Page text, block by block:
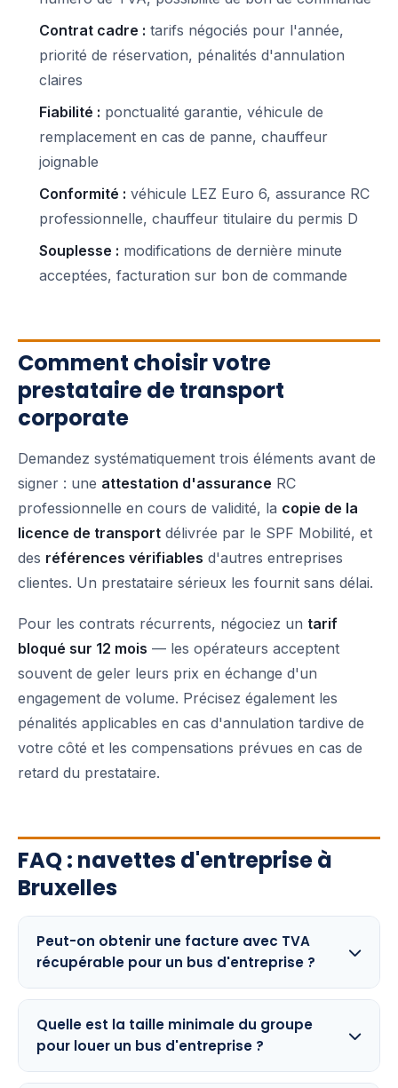
Contrat cadre : tarifs négociés pour l'année,
priorité de réservation, pénalités d'annulation
claires
Fiabilité : ponctualité garantie, véhicule de
remplacement en cas de panne, chauffeur
joignable
Conformité : véhicule LEZ Euro 6, assurance RC
professionnelle, chauffeur titulaire du permis D
Souplesse : modifications de dernière minute
acceptées, facturation sur bon de commande
Comment choisir votre
prestataire de transport
corporate
Demandez systématiquement trois éléments avant de
signer : une attestation d'assurance RC
professionnelle en cours de validité, la copie de la
licence de transport délivrée par le SPF Mobilité, et
des références vérifiables d'autres entreprises
clientes. Un prestataire sérieux les fournit sans délai.
Pour les contrats récurrents, négociez un tarif
bloqué sur 12 mois — les opérateurs acceptent
souvent de geler leurs prix en échange d'un
engagement de volume. Précisez également les
pénalités applicables en cas d'annulation tardive de
votre côté et les compensations prévues en cas de
retard du prestataire.
FAQ : navettes d'entreprise à
Bruxelles
Peut-on obtenir une facture avec TVA
récupérable pour un bus d'entreprise ?
Quelle est la taille minimale du groupe
pour louer un bus d'entreprise ?